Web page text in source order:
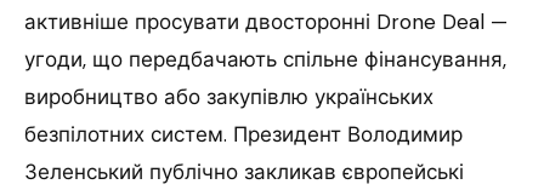
активніше просувати двосторонні Drone Deal —
угоди, що передбачають спільне фінансування,
виробництво або закупівлю українських
безпілотних систем. Президент Володимир
Зеленський публічно закликав європейські